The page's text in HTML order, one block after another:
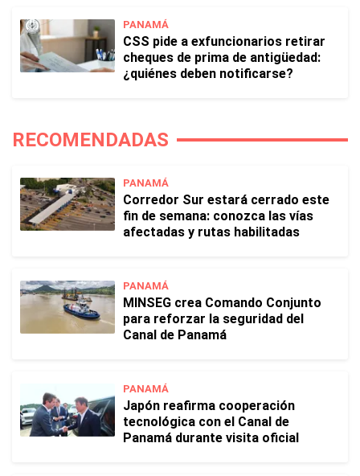
PANAMÁ
CSS pide a exfuncionarios retirar
cheques de prima de antigüedad:
¿quiénes deben notificarse?
RECOMENDADAS
PANAMÁ
Corredor Sur estará cerrado este
fin de semana: conozca las vías
afectadas y rutas habilitadas
PANAMÁ
MINSEG crea Comando Conjunto
para reforzar la seguridad del
Canal de Panamá
PANAMÁ
Japón reafirma cooperación
tecnológica con el Canal de
Panamá durante visita oficial